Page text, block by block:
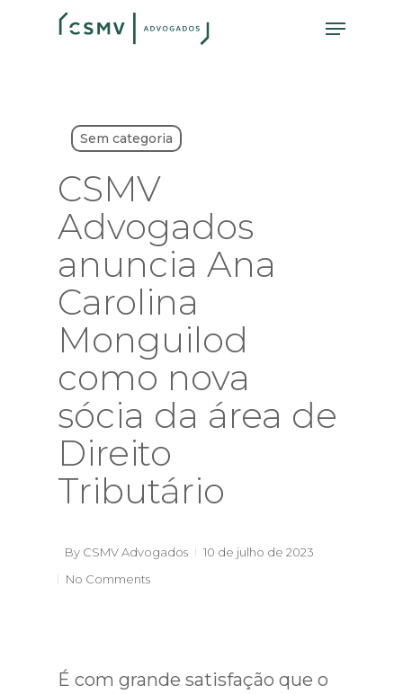
Menu
Sem categoria
CSMV
Advogados
anuncia Ana
Carolina
Monguilod
como nova
sócia da área de
Direito
Tributário
By CSMV Advogados
10 de julho de 2023
No Comments
É com grande satisfação que o